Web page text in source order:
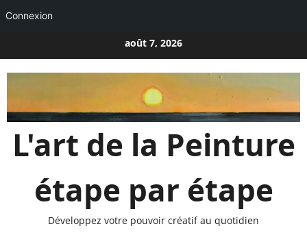
Connexion
au
contenu
août 7, 2026
L'art de la Peinture
étape par étape
Développez votre pouvoir créatif au quotidien